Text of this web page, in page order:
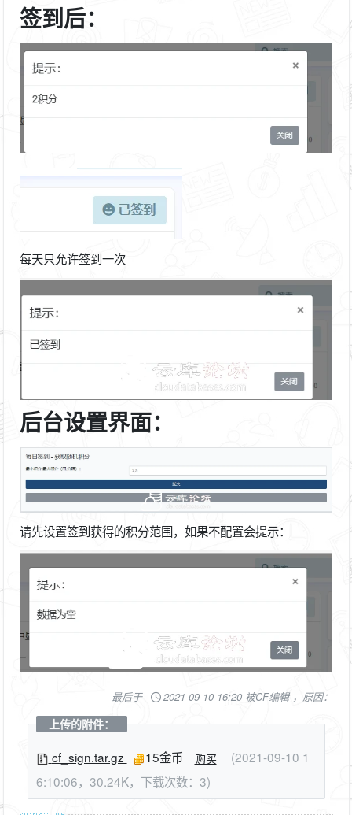
签到后：
每天只允许签到一次
后台设置界面：
请先设置签到获得的积分范围，如果不配置会提示：
最后于 2021-09-10 16:20 被CF编辑 ，原因：
上传的附件：
cf_sign.tar.gz 15金币 购买
(2021-09-10 1
6:10:06，30.24K，下载次数：3)